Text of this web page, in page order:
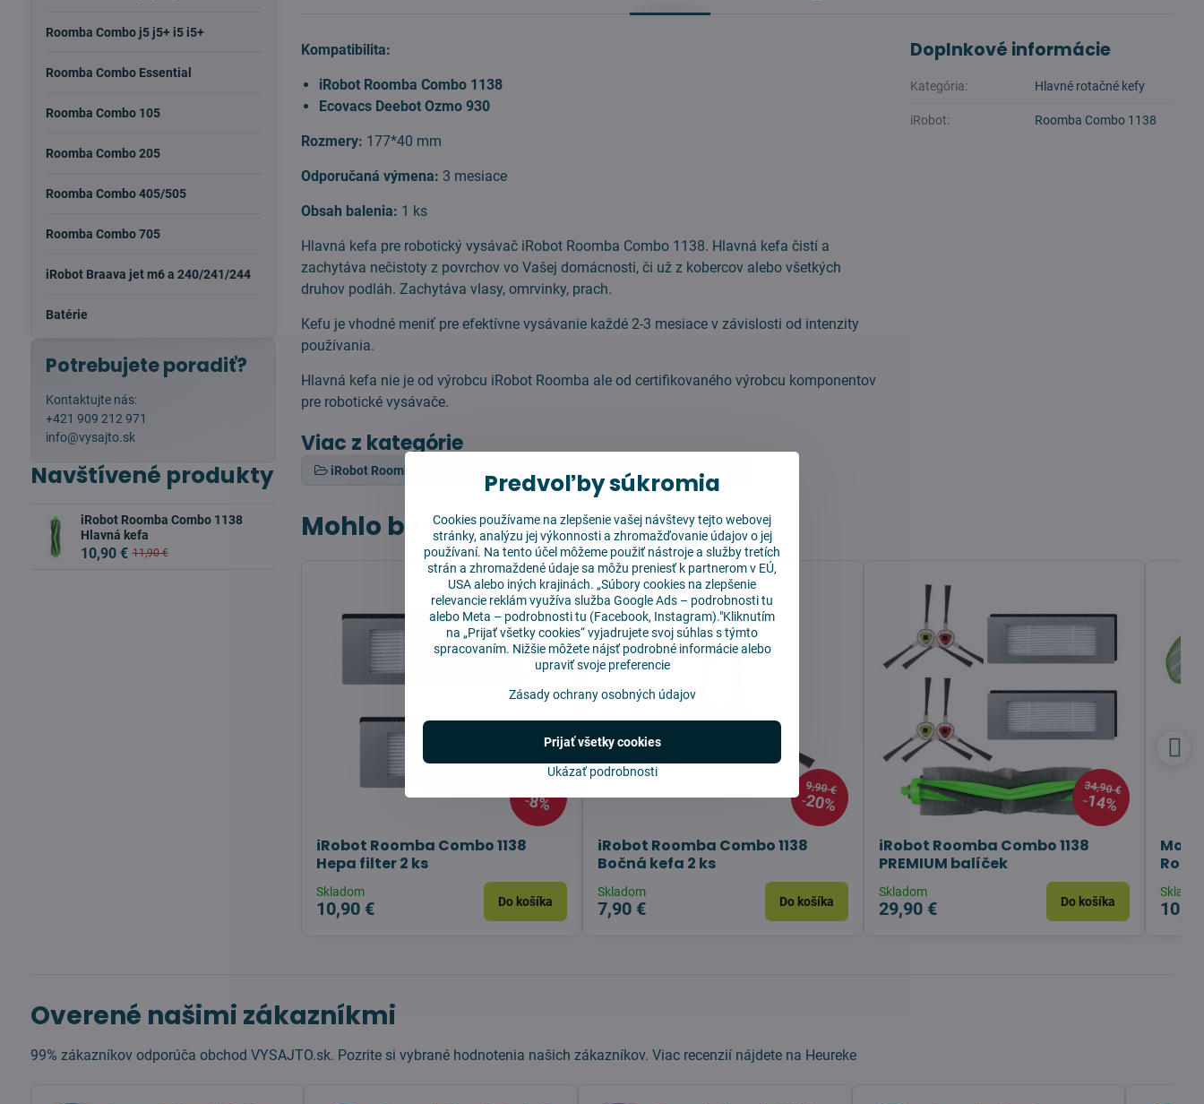
Kompatibilita:
iRobot Roomba Combo 1138
Ecovacs Deebot Ozmo 930
Rozmery: 177*40 mm
Odporučaná výmena: 3 mesiace
Obsah balenia: 1 ks
Hlavná kefa pre robotický vysávač iRobot Roomba Combo 1138. Hlavná kefa čistí a
zachytáva nečistoty z povrchov vo Vašej domácnosti, či už z kobercov alebo všetkých
druhov podláh. Zachytáva vlasy, omrvinky, prach.
Kefu je vhodné meniť pre efektívne vysávanie každé 2-3 mesiace v závislosti od intenzity
používania.
Hlavná kefa nie je od výrobcu iRobot Roomba ale od certifikovaného výrobcu komponentov
pre robotické vysávače.
Viac z kategórie
iRobot Roomba Roomba Combo 1138
Doplnkové informácie
Kategória: Hlavné rotačné kefy
iRobot: Roomba Combo 1138
Mohlo by sa vám hodiť
8%
iRobot Roomba Combo 1138
Hepa filter 2 ks
Skladom
10,90 € Do košíka
9,90 €
20%
iRobot Roomba Combo 1138
Bočná kefa 2 ks
Skladom
7,90 € Do košíka
34,90 €
14%
iRobot Roomba Combo 1138
PREMIUM balíček
Skladom
29,90 € Do košíka
Roomba Combo j5 j5+ i5 i5+
Roomba Combo Essential
Roomba Combo 105
Roomba Combo 205
Roomba Combo 405/505
Roomba Combo 705
iRobot Braava jet m6 a 240/241/244
Batérie
Potrebujete poradiť?
Kontaktujte nás:
+421 909 212 971
info@vysajto.sk
Navštívené produkty
iRobot Roomba Combo 1138
Hlavná kefa
10,90 € 11,90 €
Overené našimi zákazníkmi
99% zákazníkov odporúča obchod VYSAJTO.sk. Pozrite si vybrané hodnotenia našich zákazníkov. Viac recenzií nájdete na Heureke
Predvoľby súkromia
Cookies používame na zlepšenie vašej návštevy tejto webovej
stránky, analýzu jej výkonnosti a zhromažďovanie údajov o jej
používaní. Na tento účel môžeme použiť nástroje a služby tretích
strán a zhromaždené údaje sa môžu preniesť k partnerom v EÚ,
USA alebo iných krajinách. „Súbory cookies na zlepšenie
relevancie reklám využíva služba Google Ads – podrobnosti tu
alebo Meta – podrobnosti tu (Facebook, Instagram)."Kliknutím
na „Prijať všetky cookies“ vyjadrujete svoj súhlas s týmto
spracovaním. Nižšie môžete nájsť podrobné informácie alebo
upraviť svoje preferencie
Zásady ochrany osobných údajov
Ukázať podrobnosti
Prijať všetky cookies